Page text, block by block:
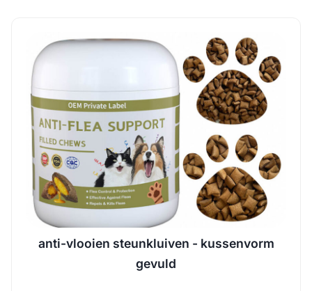
anti-vlooien steunkluiven - kussenvorm
gevuld